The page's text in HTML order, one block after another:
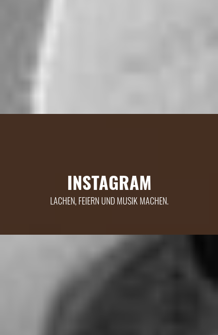
INSTAGRAM
LACHEN, FEIERN UND MUSIK MACHEN.